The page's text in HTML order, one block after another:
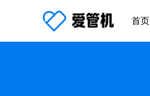
首页